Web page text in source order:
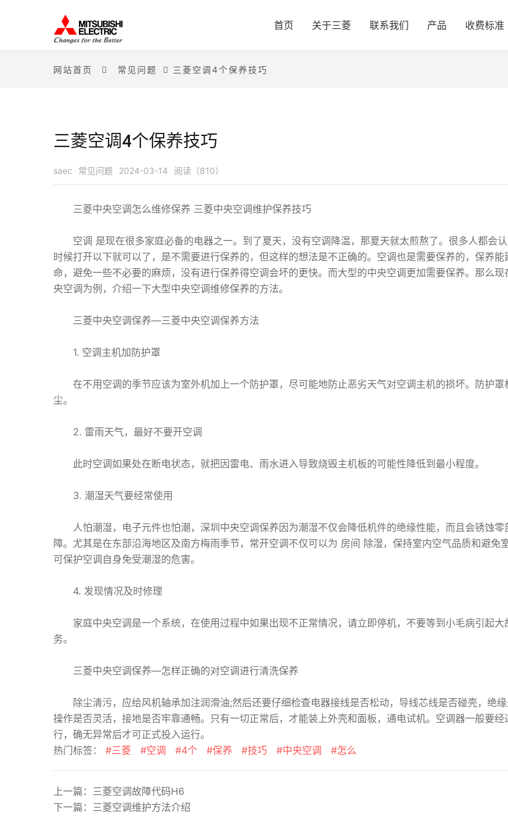
首页 关于三菱 联系我们 产品 收费标准
网站首页 常见问题 三菱空调4个保养技巧
三菱空调4个保养技巧
saec 常见问题 2024-03-14 阅读（810）
三菱中央空调怎么维修保养 三菱中央空调维护保养技巧
空调 是现在很多家庭必备的电器之一。到了夏天，没有空调降温，那夏天就太煎熬了。很多人都会
时候打开以下就可以了，是不需要进行保养的，但这样的想法是不正确的。空调也是需要保养的，保养
命，避免一些不必要的麻烦，没有进行保养得空调会坏的更快。而大型的中央空调更加需要保养。那么现
央空调为例，介绍一下大型中央空调维修保养的方法。
三菱中央空调保养—三菱中央空调保养方法
1. 空调主机加防护罩
在不用空调的季节应该为室外机加上一个防护罩，尽可能地防止恶劣天气对空调主机的损坏。防护罩
尘。
2. 雷雨天气，最好不要开空调
此时空调如果处在断电状态，就把因雷电、雨水进入导致烧毁主机板的可能性降低到最小程度。
3. 潮湿天气要经常使用
人怕潮湿，电子元件也怕潮，深圳中央空调保养因为潮湿不仅会降低机件的绝缘性能，而且会锈蚀零
障。尤其是在东部沿海地区及南方梅雨季节，常开空调不仅可以为 房间 除湿，保持室内空气品质和避免
可保护空调自身免受潮湿的危害。
4. 发现情况及时修理
家庭中央空调是一个系统，在使用过程中如果出现不正常情况，请立即停机，不要等到小毛病引起大
务。
三菱中央空调保养—怎样正确的对空调进行清洗保养
除尘清污，应给风机轴承加注润滑油;然后还要仔细检查电器接线是否松动，导线芯线是否碰壳，绝
操作是否灵活，接地是否牢靠通畅。只有一切正常后，才能装上外壳和面板，通电试机。空调器一般要
行，确无异常后才可正式投入运行。
热门标签： #三菱 #空调 #4个 #保养 #技巧 #中央空调 #怎么
上一篇： 三菱空调故障代码H6
下一篇： 三菱空调维护方法介绍